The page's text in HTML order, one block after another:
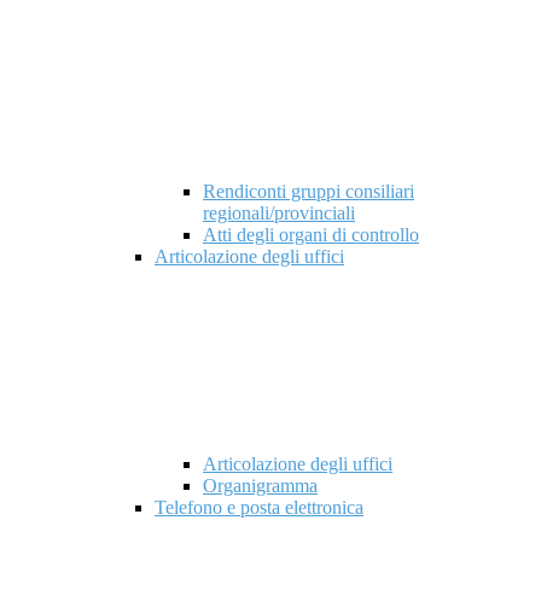
Rendiconti gruppi consiliari
regionali/provinciali
Atti degli organi di controllo
Articolazione degli uffici
Articolazione degli uffici
Organigramma
Telefono e posta elettronica